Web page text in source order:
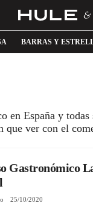
BARRAS Y
España y todas
que ver con el
Gastronómico
25/10/2020